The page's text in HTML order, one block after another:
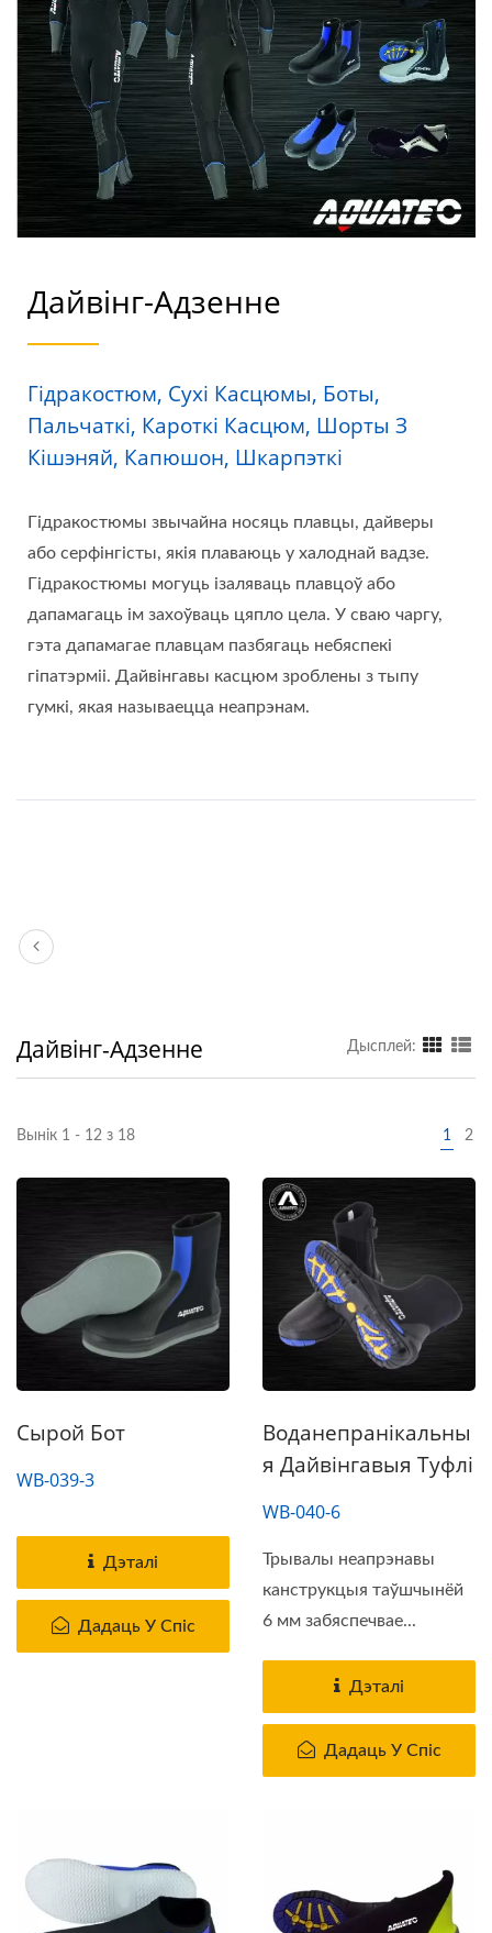
Дайвінг-Адзенне
Гідракостюм, Сухі Касцюмы, Боты,
Пальчаткі, Кароткі Касцюм, Шорты З
Кішэняй, Капюшон, Шкарпэткі
Гідракостюмы звычайна носяць плавцы, дайверы
або серфінгісты, якія плаваюць у халоднай вадзе.
Гідракостюмы могуць ізаляваць плавцоў або
дапамагаць ім захоўваць цяпло цела. У сваю чаргу,
гэта дапамагае плавцам пазбягаць небяспекі
гіпатэрміі. Дайвінгавы касцюм зроблены з тыпу
гумкі, якая называецца неапрэнам.
Дайвінг-Адзенне Дысплей:
Вынік 1 - 12 з 18 1 2
Сырой Бот
WB-039-3
Дэталі
Дадаць У Спіс
Воданепранікальны
Я Дайвінгавыя Туфлі
WB-040-6
Трывалы неапрэнавы
канструкцыя таўшчынёй
6 мм забяспечвае...
Дэталі
Дадаць У Спіс